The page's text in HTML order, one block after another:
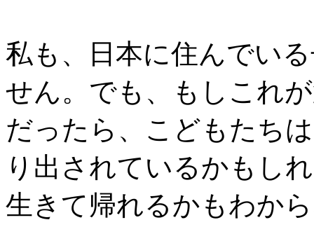
私も、日本に住んでい
せん。でも、もしこれ
だったら、こどもたち
り出されているかもし
生きて帰れるかもわか